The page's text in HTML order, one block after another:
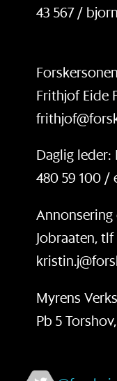
43 567 /
Frithjof Eide
Daglig leder:
480 59 100 /
Jobraaten,
Myrens
Pb 5